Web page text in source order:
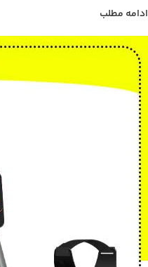
ادامه مطلب